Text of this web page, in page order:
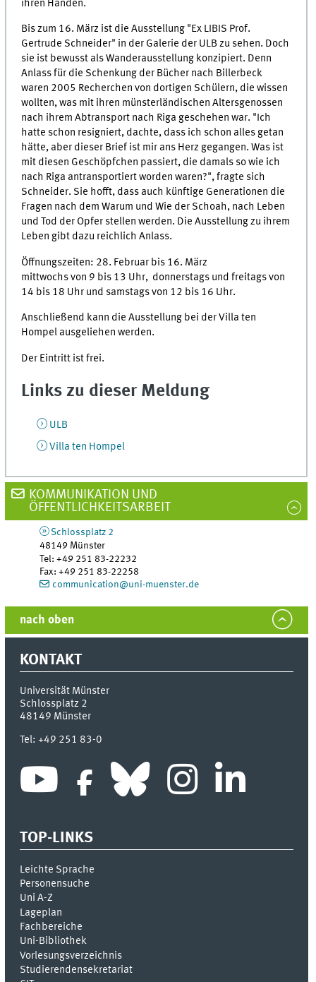
ihren Händen.
Bis zum 16. März ist die Ausstellung "Ex LIBIS Prof.
Gertrude Schneider" in der Galerie der ULB zu sehen. Doch
sie ist bewusst als Wanderausstellung konzipiert. Denn
Anlass für die Schenkung der Bücher nach Billerbeck
waren 2005 Recherchen von dortigen Schülern, die wissen
wollten, was mit ihren münsterländischen Altersgenossen
nach ihrem Abtransport nach Riga geschehen war. "Ich
hatte schon resigniert, dachte, dass ich schon alles getan
hätte, aber dieser Brief ist mir ans Herz gegangen. Was ist
mit diesen Geschöpfchen passiert, die damals so wie ich
nach Riga antransportiert worden waren?", fragte sich
Schneider. Sie hofft, dass auch künftige Generationen die
Fragen nach dem Warum und Wie der Schoah, nach Leben
und Tod der Opfer stellen werden. Die Ausstellung zu ihrem
Leben gibt dazu reichlich Anlass.
Öffnungszeiten: 28. Februar bis 16. März
mittwochs von 9 bis 13 Uhr, donnerstags und freitags von
14 bis 18 Uhr und samstags von 12 bis 16 Uhr.
Anschließend kann die Ausstellung bei der Villa ten
Hompel ausgeliehen werden.
Der Eintritt ist frei.
Links zu dieser Meldung
ULB
Villa ten Hompel
KOMMUNIKATION UND
ÖFFENTLICHKEITSARBEIT
Schlossplatz 2
48149 Münster
Tel:+49 251 83-22232
Fax:+49 251 83-22258
communication@uni-muenster.de
nach oben
KONTAKT
Universität Münster
Schlossplatz 2
48149 Münster
Tel:+49 251 83-0
TOP-LINKS
Leichte Sprache
Personensuche
Uni A-Z
Lageplan
Fachbereiche
Uni-Bi­bli­o­thek
Vor­le­sungs­ver­zeich­nis
Stu­die­ren­den­se­kre­ta­ri­at